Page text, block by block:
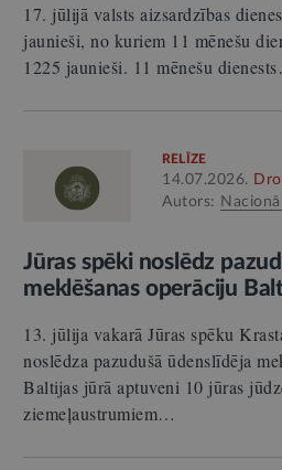
17. jūlijā valsts aizsardzības
jaunieši, no kuriem 11 mēnešu
1225 jaunieši. 11 mēnešu
RELĪZE
14.07.2026.
Autors:
Jūras spēki noslēdz
meklēšanas operāciju
13. jūlija vakarā Jūras spēku
noslēdza pazudušā ūdenslīdēja
Baltijas jūrā aptuveni 10 jūras
ziemeļaustrumiem…